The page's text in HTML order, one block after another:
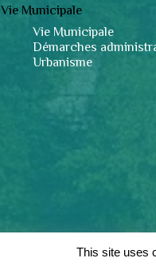
Vie Municipale
Vie Municipale
Démarches
Urbanisme
This site uses